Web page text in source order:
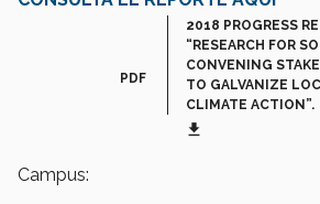
PDF
2018 PROGRESS
“RESEARCH FOR
CONVENING
TO GALVANIZE
CLIMATE ACTION”.
get_app
Campus: